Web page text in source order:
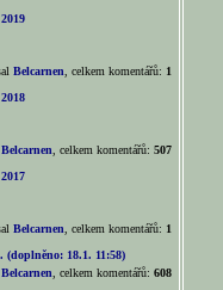
Belcarnen , celkem komentářů: 1
Belcarnen , celkem komentářů: 507
Belcarnen , celkem komentářů: 1
18.1. 11:58)
Belcarnen , celkem komentářů: 608